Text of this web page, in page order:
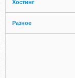
Хостинг
Разное